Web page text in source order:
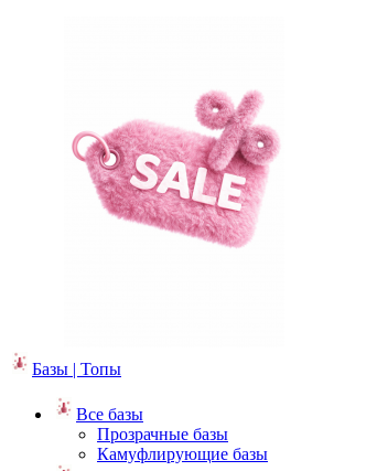
Базы | Топы
Все базы
Прозрачные базы
Камуфлирующие базы